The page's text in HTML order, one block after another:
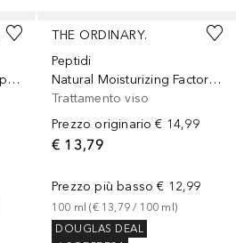
Intensity Eye Pencil Waterproof
THE ORDINARY.
Peptidi
Natural Moisturizing Factors + Beta Glucan
Trattamento viso
Prezzo originario € 14,99
€ 13,79
Prezzo più basso € 12,99
100 ml (€ 13,79 / 100 ml)
DOUGLAS DEAL